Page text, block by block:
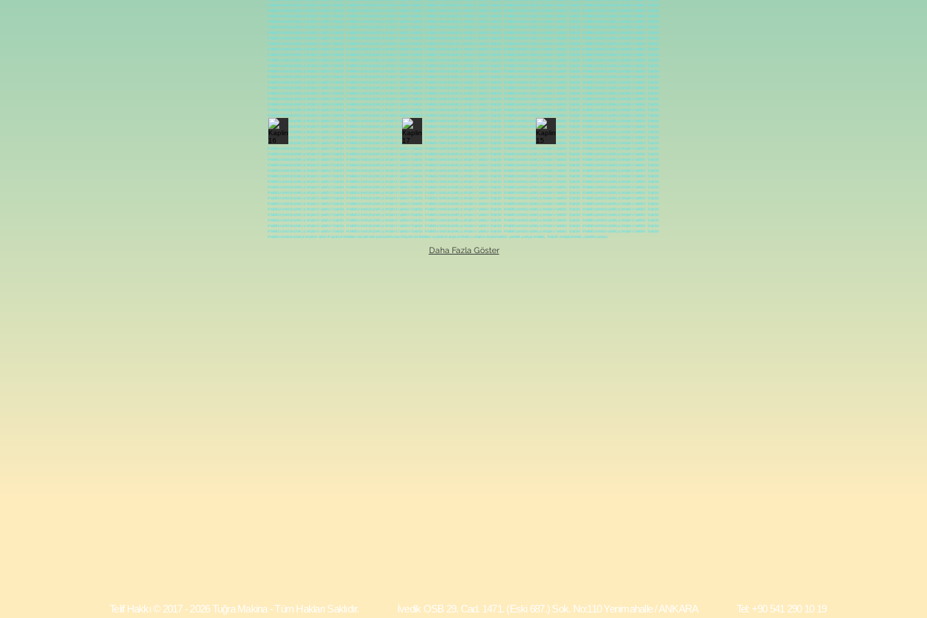
imalatı,yedek parça imalatı, yedek parça imalatı,yedek parça imalatı, yedek parça imalatı,yedek parça imalatı,yedek parça imalatı,yedek parça imalatı,yedek parça imalatı,yedek parça imalatı,yedek parça
imalatı,yedek parça imalatı, yedek parça imalatı,yedek parça imalatı, yedek parça imalatı,yedek parça imalatı,yedek parça imalatı,yedek parça imalatı,yedek parça imalatı,yedek parça imalatı,yedek parça
imalatı,yedek parça imalatı, yedek parça imalatı,yedek parça imalatı, yedek parça imalatı,yedek parça imalatı,yedek parça imalatı,yedek parça imalatı,yedek parça imalatı,yedek parça imalatı,yedek parça
imalatı,yedek parça imalatı, yedek parça imalatı,yedek parça imalatı, yedek parça imalatı,yedek parça imalatı,yedek parça imalatı,yedek parça imalatı,yedek parça imalatı,yedek parça imalatı,yedek parça
imalatı,yedek parça imalatı, yedek parça imalatı,yedek parça imalatı, yedek parça imalatı,yedek parça imalatı,yedek parça imalatı,yedek parça imalatı,yedek parça imalatı,yedek parça imalatı,yedek parça
imalatı,yedek parça imalatı, yedek parça imalatı,yedek parça imalatı, yedek parça imalatı,yedek parça imalatı,yedek parça imalatı,yedek parça imalatı,yedek parça imalatı,yedek parça imalatı,yedek parça
imalatı,yedek parça imalatı, yedek parça imalatı,yedek parça imalatı, yedek parça imalatı,yedek parça imalatı,yedek parça imalatı,yedek parça imalatı,yedek parça imalatı,yedek parça imalatı,yedek parça
imalatı,yedek parça imalatı, yedek parça imalatı,yedek parça imalatı, yedek parça imalatı,yedek parça imalatı,yedek parça imalatı,yedek parça imalatı,yedek parça imalatı,yedek parça imalatı,yedek parça
imalatı,yedek parça imalatı, yedek parça imalatı,yedek parça imalatı, yedek parça imalatı,yedek parça imalatı,yedek parça imalatı,yedek parça imalatı,yedek parça imalatı,yedek parça imalatı,yedek parça
imalatı,yedek parça imalatı, yedek parça imalatı,yedek parça imalatı, yedek parça imalatı,yedek parça imalatı,yedek parça imalatı,yedek parça imalatı,yedek parça imalatı,yedek parça imalatı,yedek parça
imalatı,yedek parça imalatı, yedek parça imalatı,yedek parça imalatı, yedek parça imalatı,yedek parça imalatı,yedek parça imalatı,yedek parça imalatı, yedek parça imalatı, yedek parça imalatı,yedek parça
imalatı,yedek parça imalatı, yedek parça imalatı,yedek parça imalatı, yedek parça imalatı,yedek parça imalatı,yedek parça imalatı,yedek parça imalatı,yedek parça imalatı,yedek parça imalatı,yedek parça
imalatı,yedek parça imalatı,yedek parça imalatı,yedek parça imalatı,yedek parça imalatı,yedek parça imalatı,yedek parça imalatı,yedek parça imalatı,yedek parça imalatı,yedek parça imalatı,yedek parça
imalatı,yedek parça imalatı,yedek parça imalatı,yedek parça imalatı,yedek parça imalatı,yedek parça imalatı,yedek parça imalatı,yedek parça imalatı,yedek parça imalatı,yedek parça imalatı,yedek parça
imalatı,yedek parça imalatı,yedek parça imalatı,yedek parça imalatı,yedek parça imalatı,yedek parça imalatı,yedek parça imalatı,yedek parça imalatı,yedek parça imalatı,yedek parça imalatı,yedek parça
imalatı,yedek parça imalatı,yedek parça imalatı,yedek parça imalatı,yedek parça imalatı,yedek parça imalatı,yedek parça imalatı,yedek parça imalatı,yedek parça imalatı,yedek parça imalatı,yedek parça
imalatı,yedek parça imalatı,yedek parça imalatı,yedek parça imalatı,yedek parça imalatı,yedek parça imalatı,yedek parça imalatı,yedek parça imalatı,yedek parça imalatı,yedek parça imalatı,yedek parça
imalatı,yedek parça imalatı,yedek parça imalatı,yedek parça imalatı,yedek parça imalatı,yedek parça imalatı,yedek parça imalatı,yedek parça imalatı,yedek parça imalatı,yedek parça imalatı,yedek parça
imalatı,yedek parça imalatı,yedek parça imalatı,yedek parça imalatı,yedek parça imalatı,yedek parça imalatı,yedek parça imalatı,yedek parça imalatı,yedek parça imalatı,yedek parça imalatı,yedek parça
imalatı,yedek parça imalatı,yedek parça imalatı,yedek parça imalatı,yedek parça imalatı,yedek parça imalatı,yedek parça imalatı,yedek parça imalatı,yedek parça imalatı,yedek parça imalatı,yedek parça
imalatı,yedek parça imalatı,yedek parça imalatı,yedek parça imalatı,yedek parça imalatı,yedek parça imalatı,yedek parça imalatı,yedek parça imalatı,yedek parça imalatı,yedek parça imalatı,yedek parça
imalatı,
yedek parça imalatı,yedek parça imalatı,yedek parça imalatı,yedek parça imalatı,yedek parça imalatı,yedek parça imalatı,yedek parça imalatı,yedek parça imalatı,yedek parça imalatı,yedek parça
imalatı,
yedek parça imalatı,yedek parça imalatı,yedek parça imalatı,yedek parça imalatı,yedek parça imalatı,yedek parça imalatı,yedek parça imalatı,yedek parça imalatı,yedek parça imalatı,yedek parça
imalatı, yedek parça imalatı,yedek parça imalatı,yedek parça imalatı,yedek parça imalatı,yedek parça imalatı,yedek parça imalatı,yedek parça imalatı,yedek parça imalatı,yedek parça imalatı,yedek parça
imalatı,
yedek parça imalatı,yedek parça imalatı,yedek parça imalatı,yedek parça imalatı,yedek parça imalatı,yedek parça imalatı,yedek parça imalatı,yedek parça imalatı,yedek parça imalatı,yedek parça
imalatı,
yedek parça imalatı,yedek parça imalatı,yedek parça imalatı,yedek parça imalatı,yedek parça imalatı,yedek parça imalatı,yedek parça imalatı,yedek parça imalatı,yedek parça imalatı,yedek parça
imalatı,yedek parça imalatı,yedek parça imalatı,yedek parça imalatı,yedek parça imalatı,yedek parça imalatı,yedek parça imalatı,yedek parça imalatı,yedek parça imalatı,yedek parça imalatı,yedek parça
imalatı,yedek parça imalatı,yedek parça imalatı,yedek parça imalatı,yedek parça imalatı,yedek parça imalatı,yedek parça imalatı,yedek parça imalatı,yedek parça imalatı,yedek parça imalatı,yedek parça
imalatı,yedek parça imalatı,yedek parça imalatı,yedek parça imalatı,yedek parça imalatı,yedek parça imalatı,yedek parça imalatı,yedek parça imalatı,yedek parça imalatı,yedek parça imalatı,yedek parça
imalatı,yedek parça imalatı,yedek parça imalatı,yedek parça imalatı,yedek parça imalatı,yedek parça imalatı,yedek parça imalatı,yedek parça imalatı,yedek parça imalatı,yedek parça imalatı,yedek parça
imalatı,yedek parça imalatı,yedek parça imalatı,yedek parça imalatı,yedek parça imalatı,yedek parça imalatı,yedek parça imalatı,yedek parça imalatı,yedek parça imalatı,yedek parça imalatı,yedek parça
imalatı,yedek parça imalatı,yedek parça imalatı,yedek parça imalatı,yedek parça imalatı,yedek parça imalatı,yedek parça imalatı,yedek parça imalatı,yedek parça imalatı,yedek parça imalatı,yedek parça
imalatı,yedek parça imalatı,yedek parça imalatı,yedek parça imalatı,yedek parça imalatı,yedek parça imalatı,yedek parça imalatı,yedek parça imalatı,yedek parça imalatı,yedek parça imalatı,yedek parça
imalatı,yedek parça imalatı,yedek parça imalatı,yedek parça imalatı,yedek parça imalatı,yedek parça imalatı,yedek parça imalatı,yedek parça imalatı,yedek parça imalatı,yedek parça imalatı,yedek parça
imalatı,yedek parça imalatı,yedek parça imalatı,yedek parça imalatı,yedek parça imalatı,yedek parça imalatı,yedek parça imalatı,yedek parça imalatı,yedek parça imalatı,yedek parça imalatı,yedek parça
imalatı,yedek parça imalatı,yedek parça imalatı,yedek parça imalatı,yedek parça imalatı,yedek parça imalatı,yedek parça imalatı,yedek parça imalatı,yedek parça imalatı,yedek parça imalatı,yedek parça
imalatı,yedek parça imalatı,yedek parça imalatı,yedek parça imalatı,yedek parça imalatı,yedek parça imalatı,yedek parça imalatı,yedek parça imalatı,yedek parça imalatı,yedek parça imalatı,yedek parça
imalatı,yedek parça imalatı,yedek parça imalatı,yedek parça imalatı,yedek parça imalatı,yedek parça imalatı,yedek parça imalatı,yedek parça imalatı,yedek parça imalatı,yedek parça imalatı,yedek parça
imalatı,yedek parça imalatı,yedek parça imalatı,yedek parça imalatı,yedek parça imalatı,yedek parça imalatı,yedek parça imalatı,yedek parça imalatı,yedek parça imalatı,yedek parça imalatı,yedek parça
imalatı,yedek parça imalatı,yedek parça imalatı,yedek parça imalatı,yedek parça imalatı,yedek parça imalatı,yedek parça imalatı,yedek parça imalatı,yedek parça imalatı,yedek parça imalatı,yedek parça
imalatı,yedek parça imalatı,yedek parça imalatı,yedek parça imalatı,yedek parça imalatı,yedek parça imalatı,yedek parça imalatı,yedek parça imalatı,yedek parça imalatı,yedek parça imalatı,yedek parça
imalatı,yedek parça imalatı,yedek parça imalatı,yedek parça imalatı,yedek parça imalatı,yedek parça imalatı,yedek parça imalatı,yedek parça imalatı,yedek parça imalatı,yedek parça imalatı,yedek parça
imalatı,yedek parça imalatı,yedek parça imalatı,yedek parça imalatı,yedek parça imalatı,yedek parça imalatı,yedek parça imalatı,yedek parça imalatı, yedek parça imalatı,yedek parça
Daha Fazla Göster
Telif Hakkı © 2017 - 2026 Tuğra Makina - Tüm Hakları Saklıdır. İvedik OSB 29. Cad. 1471. (Eski 687.) Sok. No:110 Yenimahalle / ANKARA Tel: +90 541 290 10 19